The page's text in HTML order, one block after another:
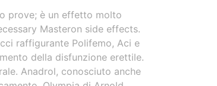
prove; è un effetto molto
Masteron side effects.
raffigurante Polifemo, Aci e
della disfunzione erettile.
Anadrol, conosciuto anche